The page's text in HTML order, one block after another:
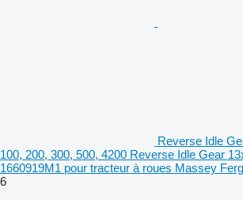
Reverse Idle
100, 200, 300, 500, 4200 Reverse Idle Gear
1660919M1 pour tracteur à roues Massey
6